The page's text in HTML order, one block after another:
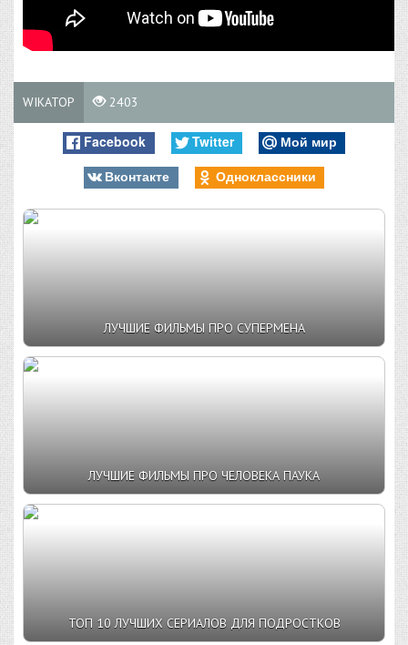
WIKATOP 2403
Facebook Twitter
Мой мир
Вконтакте
Одноклассники
ЛУЧШИЕ ФИЛЬМЫ ПРО СУПЕРМЕНА
ЛУЧШИЕ ФИЛЬМЫ ПРО ЧЕЛОВЕКА ПАУКА
ТОП 10 ЛУЧШИХ СЕРИАЛОВ ДЛЯ ПОДРОСТКОВ